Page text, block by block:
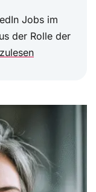
Jobs im
der Rolle der